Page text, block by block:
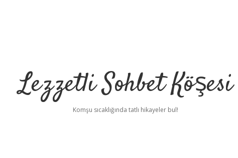
Lezzetli Sohbet Köşesi
Komşu sıcaklığında tatlı hikayeler bul!